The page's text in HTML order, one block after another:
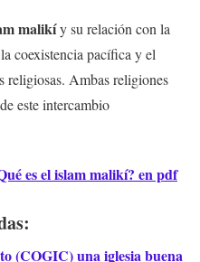
malikíy su relación con la
coexistencia pacífica y el
religiosas. Ambas religiones
este intercambio
es el islam malikí? en pdf
(COGIC) una iglesia buena